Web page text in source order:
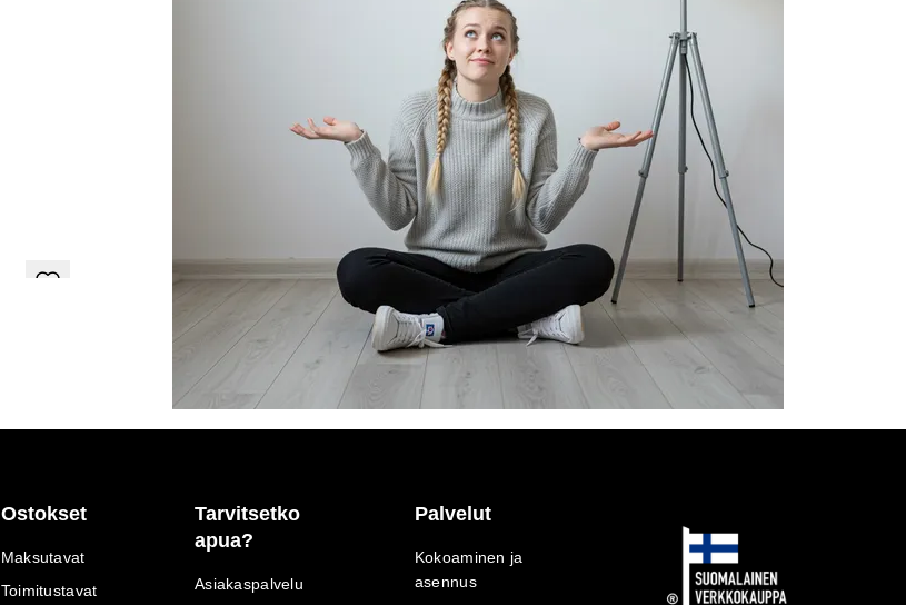
Ostokset
Maksutavat
Toimitustavat
Tarvitsetko
apua?
Asiakaspalvelu
Palvelut
Kokoaminen ja
asennus